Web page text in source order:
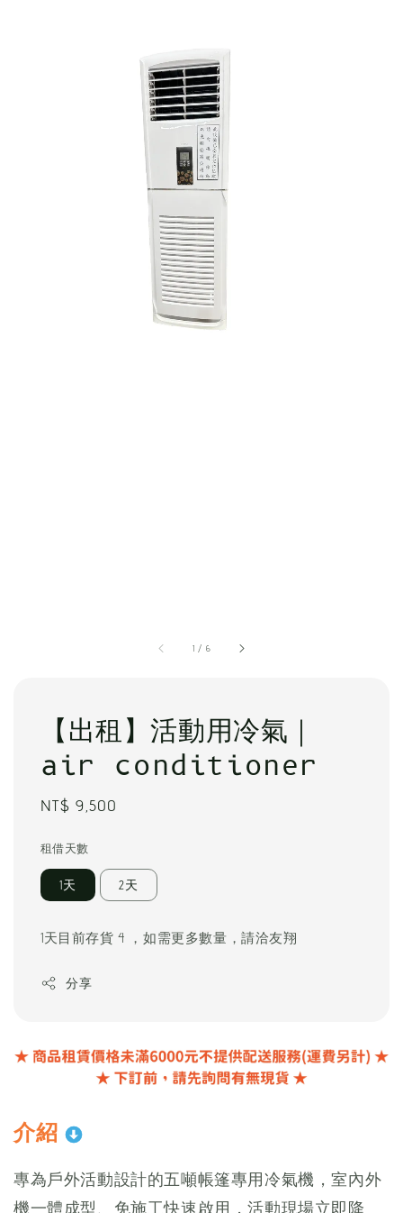
1 / 6
【出租】活動用冷氣｜
air conditioner
Regular
NT$ 9,500
租借天數
1天 2天
1天目前存貨 4 ，如需更多數量，請洽友翔
分享
介紹
專為戶外活動設計的五噸帳篷專用冷氣機，室內外
機一體成型、免施工快速啟用，活動現場立即降